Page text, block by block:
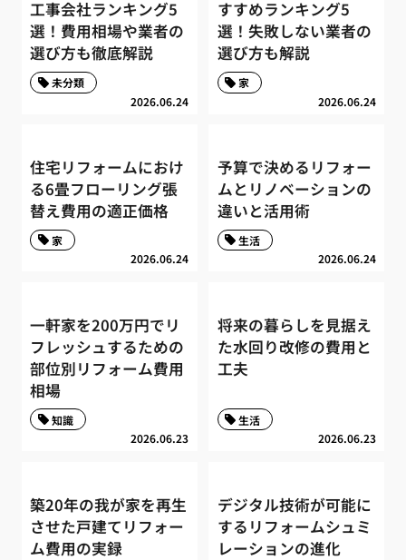
工事会社ランキング5
選！費用相場や業者の
選び方も徹底解説
2026.06.24
未分類
すすめランキング5
選！失敗しない業者の
選び方も解説
2026.06.24
家
住宅リフォームにおけ
る6畳フローリング張
替え費用の適正価格
2026.06.24
家
予算で決めるリフォー
ムとリノベーションの
違いと活用術
2026.06.24
生活
一軒家を200万円でリ
フレッシュするための
部位別リフォーム費用
相場
2026.06.23
知識
将来の暮らしを見据え
た水回り改修の費用と
工夫
2026.06.23
生活
築20年の我が家を再生
させた戸建てリフォー
ム費用の実録
デジタル技術が可能に
するリフォームシュミ
レーションの進化